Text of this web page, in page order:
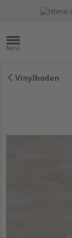
Vinylboden